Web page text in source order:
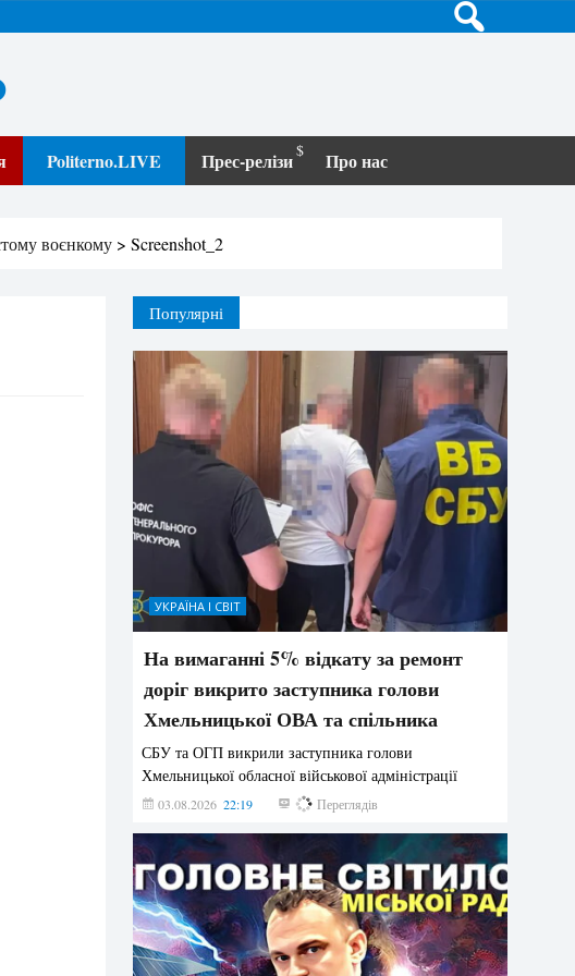
Politerno.LIVE Прес-релізи Про нас
воєнкому > Screenshot_2
Популярні
УКРАЇНА І СВІТ
На вимаганні 5% відкату за ремонт
доріг викрито заступника голови
Хмельницької ОВА та спільника
СБУ та ОГП викрили заступника голови
Хмельницької обласної військової адміністрації
03.08.2026 22:19 873 Переглядів